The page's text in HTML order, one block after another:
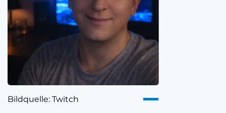
Bildquelle: Twitch